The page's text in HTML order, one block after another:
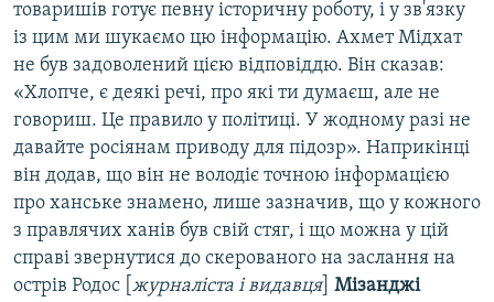
товаришів готує певну історичну роботу, і у зв'язку
із цим ми шукаємо цю інформацію. Ахмет Мідхат
не був задоволений цією відповіддю. Він сказав:
«Хлопче, є деякі речі, про які ти думаєш, але не
говориш. Це правило у політиці. У жодному разі не
давайте росіянам приводу для підозр». Наприкінці
він додав, що він не володіє точною інформацією
про ханське знамено, лише зазначив, що у кожного
з правлячих ханів був свій стяг, і що можна у цій
справі звернутися до скерованого на заслання на
острів Родос [ журналіста і видавця] Мізанджі